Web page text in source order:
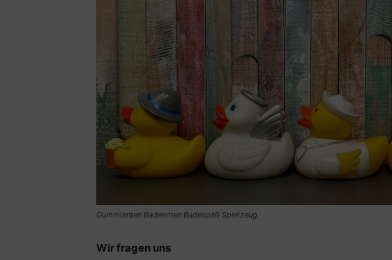
Gummienten Badeenten Badespaß Spielzeug
Wir fragen uns